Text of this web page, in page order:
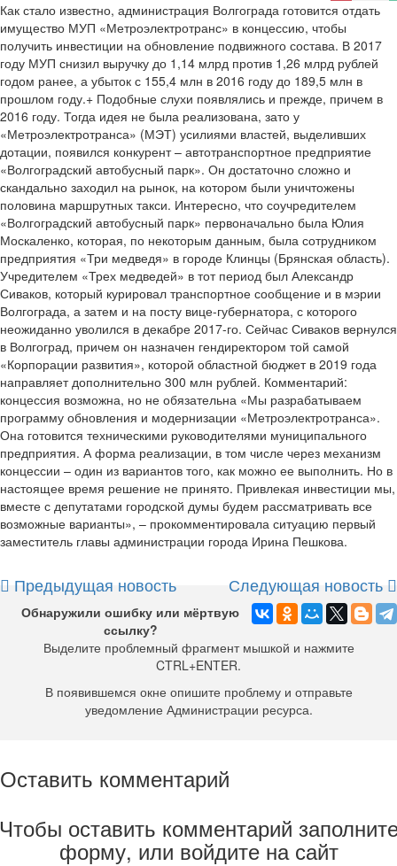
Как стало известно, администрация Волгограда готовится отдать
имущество МУП «Метроэлектротранс» в концессию, чтобы
получить инвестиции на обновление подвижного состава. В 2017
году МУП снизил выручку до 1,14 млрд против 1,26 млрд рублей
годом ранее, а убыток с 155,4 млн в 2016 году до 189,5 млн в
прошлом году.+ Подобные слухи появлялись и прежде, причем в
2016 году. Тогда идея не была реализована, зато у
«Метроэлектротранса» (МЭТ) усилиями властей, выделивших
дотации, появился конкурент – автотранспортное предприятие
«Волгоградский автобусный парк». Он достаточно сложно и
скандально заходил на рынок, на котором были уничтожены
половина маршрутных такси. Интересно, что соучредителем
«Волгоградский автобусный парк» первоначально была Юлия
Москаленко, которая, по некоторым данным, была сотрудником
предприятия «Три медведя» в городе Клинцы (Брянская область).
Учредителем «Трех медведей» в тот период был Александр
Сиваков, который курировал транспортное сообщение и в мэрии
Волгограда, а затем и на посту вице-губернатора, с которого
неожиданно уволился в декабре 2017-го. Сейчас Сиваков вернулся
в Волгоград, причем он назначен гендиректором той самой
«Корпорации развития», которой областной бюджет в 2019 года
направляет дополнительно 300 млн рублей. Комментарий:
концессия возможна, но не обязательна «Мы разрабатываем
программу обновления и модернизации «Метроэлектротранса».
Она готовится техническими руководителями муниципального
предприятия. А форма реализации, в том числе через механизм
концессии – один из вариантов того, как можно ее выполнить. Но в
настоящее время решение не принято. Привлекая инвестиции мы,
вместе с депутатами городской думы будем рассматривать все
возможные варианты», – прокомментировала ситуацию первый
заместитель главы администрации города Ирина Пешкова.
Предыдущая новость Следующая новость
Обнаружили ошибку или мёртвую
ссылку?
Выделите проблемный фрагмент мышкой и нажмите
CTRL+ENTER.
В появившемся окне опишите проблему и отправьте
уведомление Администрации ресурса.
Оставить комментарий
оставить комментарий
форму, или войдите на сайт